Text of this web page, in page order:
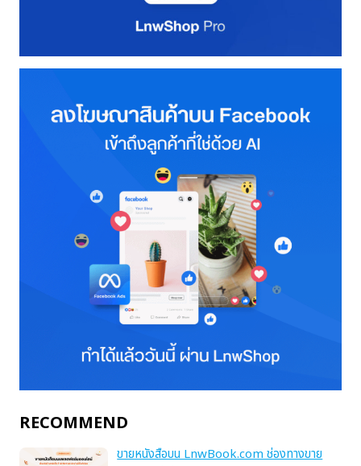
RECOMMEND
ขายหนังสือบน LnwBook.com ช่องทางขาย